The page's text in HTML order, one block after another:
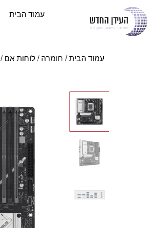
עמוד הבית
עמוד הבית/ חומרה / לוחות אם /